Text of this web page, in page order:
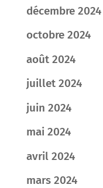
décembre 2024
octobre 2024
août 2024
juillet 2024
juin 2024
mai 2024
avril 2024
mars 2024